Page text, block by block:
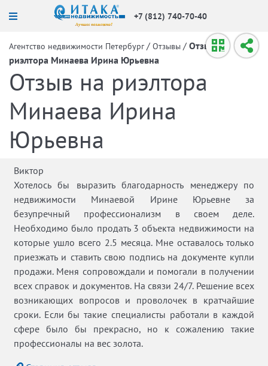
+7 (812) 740-70-40
Агентство недвижимости Петербург / Отзывы / Отзыв на
риэлтора Минаева Ирина Юрьевна
Отзыв на риэлтора
Минаева Ирина
Юрьевна
Виктор
Хотелось бы выразить благодарность менеджеру по
недвижимости Минаевой Ирине Юрьевне за
безупречный профессионализм в своем деле.
Необходимо было продать 3 объекта недвижимости на
которые ушло всего 2.5 месяца. Мне оставалось только
приезжать и ставить свою подпись на документе купли
продажи. Меня сопровождали и помогали в получении
всех справок и документов. На связи 24/7. Решение всех
возникающих вопросов и проволочек в кратчайшие
сроки. Если бы такие специалисты работали в каждой
сфере было бы прекрасно, но к сожалению такие
профессионалы на вес золота.